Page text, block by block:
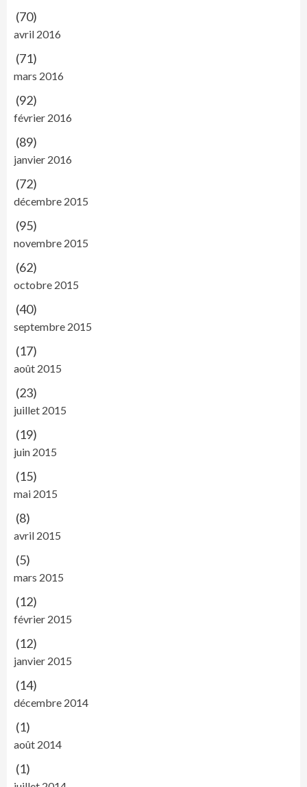
(70)
avril 2016
(71)
mars 2016
(92)
février 2016
(89)
janvier 2016
(72)
décembre 2015
(95)
novembre 2015
(62)
octobre 2015
(40)
septembre 2015
(17)
août 2015
(23)
juillet 2015
(19)
juin 2015
(15)
mai 2015
(8)
avril 2015
(5)
mars 2015
(12)
février 2015
(12)
janvier 2015
(14)
décembre 2014
(1)
août 2014
(1)